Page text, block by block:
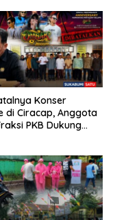
Konser
di Ciracap, Anggota
PKB Dukung